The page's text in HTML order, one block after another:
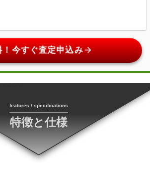
！今すぐ査定申込みarrow_forward
features / specifications
特徴と仕様